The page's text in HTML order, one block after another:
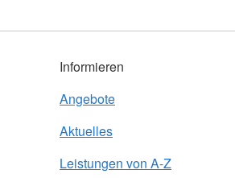
Informieren
Angebote
Aktuelles
Leistungen von A-Z